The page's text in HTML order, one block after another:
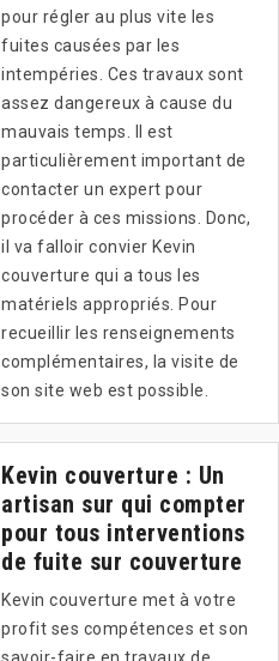
pour régler au plus vite les
fuites causées par les
intempéries. Ces travaux sont
assez dangereux à cause du
mauvais temps. Il est
particulièrement important de
contacter un expert pour
procéder à ces missions. Donc,
il va falloir convier Kevin
couverture qui a tous les
matériels appropriés. Pour
recueillir les renseignements
complémentaires, la visite de
son site web est possible.
Kevin couverture : Un
artisan sur qui compter
pour tous interventions
de fuite sur couverture
Kevin couverture met à votre
profit ses compétences et son